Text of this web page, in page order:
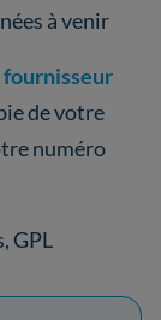
à venir
fournisseur
de votre
numéro
GPL